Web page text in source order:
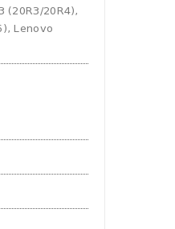
(20R3/20R4),
Lenovo